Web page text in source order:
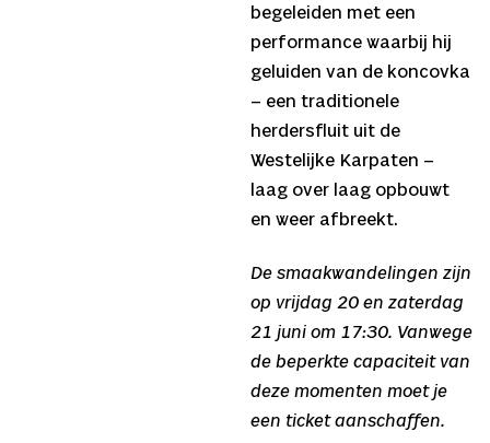
begeleiden met een
performance waarbij hij
geluiden van de koncovka
– een traditionele
herdersfluit uit de
Westelijke Karpaten –
laag over laag opbouwt
en weer afbreekt.
De smaakwandelingen zijn
op vrijdag 20 en zaterdag
21 juni om 17:30. Vanwege
de beperkte capaciteit van
deze momenten moet je
een ticket aanschaffen.